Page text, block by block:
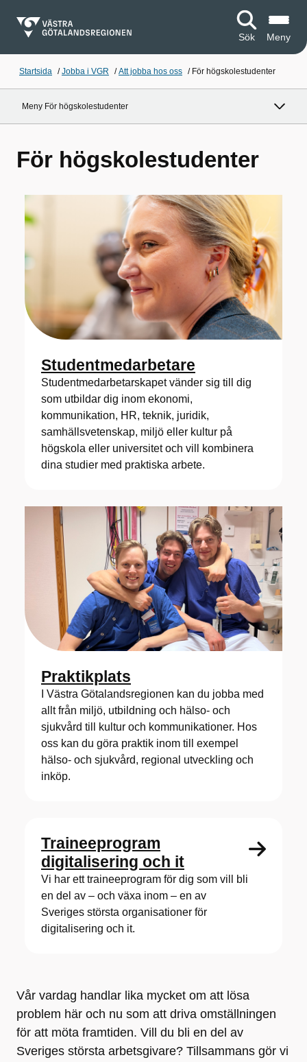
Sök Meny
Startsida /Jobba i VGR /Att jobba hos oss / För högskolestudenter
Meny För högskolestudenter
För högskolestudenter
Studentmedarbetare
Studentmedarbetarskapet vänder sig till dig
som utbildar dig inom ekonomi,
kommunikation, HR, teknik, juridik,
samhällsvetenskap, miljö eller kultur på
högskola eller universitet och vill kombinera
dina studier med praktiska arbete.
Praktikplats
I Västra Götalandsregionen kan du jobba med
allt från miljö, utbildning och hälso- och
sjukvård till kultur och kommunikationer. Hos
oss kan du göra praktik inom till exempel
hälso- och sjukvård, regional utveckling och
inköp.
Traineeprogram
digitalisering och it
Vi har ett traineeprogram för dig som vill bli
en del av – och växa inom – en av
Sveriges största organisationer för
digitalisering och it.
Vår vardag handlar lika mycket om att lösa
problem här och nu som att driva omställningen
för att möta framtiden. Vill du bli en del av
Sveriges största arbetsgivare? Tillsammans gör vi